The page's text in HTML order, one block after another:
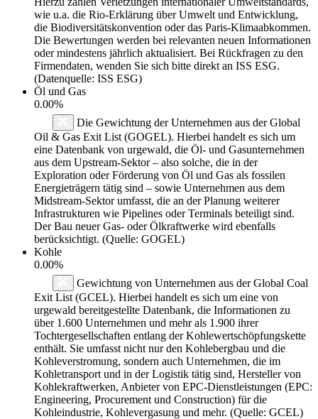
wie u.a. die Rio-Erklärung über Umwelt und Entwicklung,
die Biodiversitätskonvention oder das Paris-Klimaabkommen.
Die Bewertungen werden bei relevanten neuen Informationen
oder mindestens jährlich aktualisiert. Bei Rückfragen zu den
Firmendaten, wenden Sie sich bitte direkt an ISS ESG.
(Datenquelle: ISS ESG)
Öl und Gas
0.00%
Die Gewichtung der Unternehmen aus der Global
Oil & Gas Exit List (GOGEL). Hierbei handelt es sich um
eine Datenbank von urgewald, die Öl- und Gasunternehmen
aus dem Upstream-Sektor – also solche, die in der
Exploration oder Förderung von Öl und Gas als fossilen
Energieträgern tätig sind – sowie Unternehmen aus dem
Midstream-Sektor umfasst, die an der Planung weiterer
Infrastrukturen wie Pipelines oder Terminals beteiligt sind.
Der Bau neuer Gas- oder Ölkraftwerke wird ebenfalls
berücksichtigt. (Quelle: GOGEL)
Kohle
0.00%
Gewichtung von Unternehmen aus der Global Coal
Exit List (GCEL). Hierbei handelt es sich um eine von
urgewald bereitgestellte Datenbank, die Informationen zu
über 1.600 Unternehmen und mehr als 1.900 ihrer
Tochtergesellschaften entlang der Kohlewertschöpfungskette
enthält. Sie umfasst nicht nur den Kohlebergbau und die
Kohleverstromung, sondern auch Unternehmen, die im
Kohletransport und in der Logistik tätig sind, Hersteller von
Kohlekraftwerken, Anbieter von EPC-Dienstleistungen (EPC:
Engineering, Procurement und Construction) für die
Kohleindustrie, Kohlevergasung und mehr. (Quelle: GCEL)